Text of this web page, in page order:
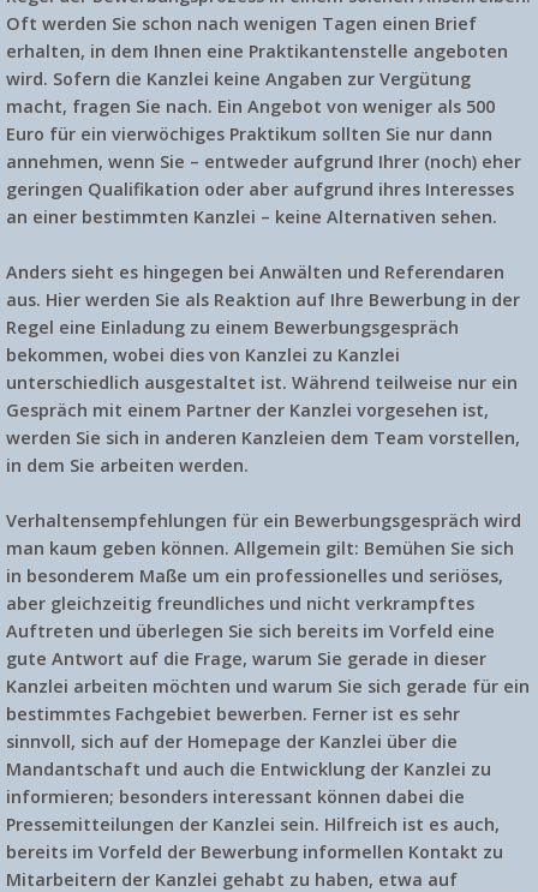
Oft werden Sie schon nach wenigen Tagen einen Brief
erhalten, in dem Ihnen eine Praktikantenstelle angeboten
wird. Sofern die Kanzlei keine Angaben zur Vergütung
macht, fragen Sie nach. Ein Angebot von weniger als 500
Euro für ein vierwöchiges Praktikum sollten Sie nur dann
annehmen, wenn Sie – entweder aufgrund Ihrer (noch) eher
geringen Qualifikation oder aber aufgrund ihres Interesses
an einer bestimmten Kanzlei – keine Alternativen sehen.
Anders sieht es hingegen bei Anwälten und Referendaren
aus. Hier werden Sie als Reaktion auf Ihre Bewerbung in der
Regel eine Einladung zu einem Bewerbungsgespräch
bekommen, wobei dies von Kanzlei zu Kanzlei
unterschiedlich ausgestaltet ist. Während teilweise nur ein
Gespräch mit einem Partner der Kanzlei vorgesehen ist,
werden Sie sich in anderen Kanzleien dem Team vorstellen,
in dem Sie arbeiten werden.
Verhaltensempfehlungen für ein Bewerbungsgespräch wird
man kaum geben können. Allgemein gilt: Bemühen Sie sich
in besonderem Maße um ein professionelles und seriöses,
aber gleichzeitig freundliches und nicht verkrampftes
Auftreten und überlegen Sie sich bereits im Vorfeld eine
gute Antwort auf die Frage, warum Sie gerade in dieser
Kanzlei arbeiten möchten und warum Sie sich gerade für ein
bestimmtes Fachgebiet bewerben. Ferner ist es sehr
sinnvoll, sich auf der Homepage der Kanzlei über die
Mandantschaft und auch die Entwicklung der Kanzlei zu
informieren; besonders interessant können dabei die
Pressemitteilungen der Kanzlei sein. Hilfreich ist es auch,
bereits im Vorfeld der Bewerbung informellen Kontakt zu
Mitarbeitern der Kanzlei gehabt zu haben, etwa auf